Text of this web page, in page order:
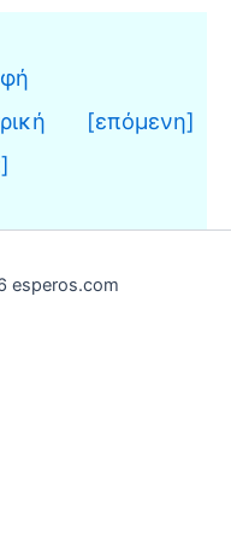
[επόμενη]
esperos.com